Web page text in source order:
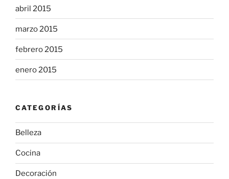
abril 2015
marzo 2015
febrero 2015
enero 2015
CATEGORÍAS
Belleza
Cocina
Decoración